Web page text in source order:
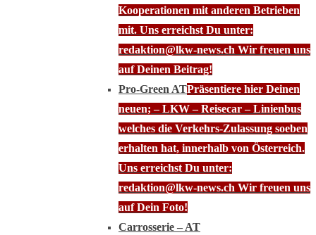
Kooperationen mit anderen Betrieben
mit. Uns erreichst Du unter:
redaktion@lkw-news.ch Wir freuen uns
auf Deinen Beitrag!
Pro-Green ATPräsentiere hier Deinen
neuen; – LKW – Reisecar – Linienbus
welches die Verkehrs-Zulassung soeben
erhalten hat, innerhalb von Österreich.
Uns erreichst Du unter:
redaktion@lkw-news.ch Wir freuen uns
auf Dein Foto!
Carrosserie – AT